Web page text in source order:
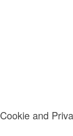
Cookie and